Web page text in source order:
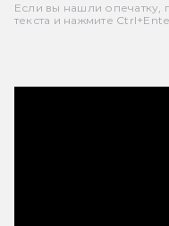
Если вы нашли опечатку,
текста и нажмите